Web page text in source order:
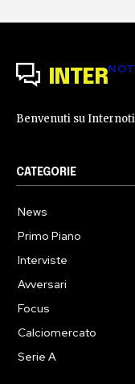
INTER
Benvenuti su
CATEGORIE
News
Primo Piano
Interviste
Avversari
Focus
Calciomercato
Serie A